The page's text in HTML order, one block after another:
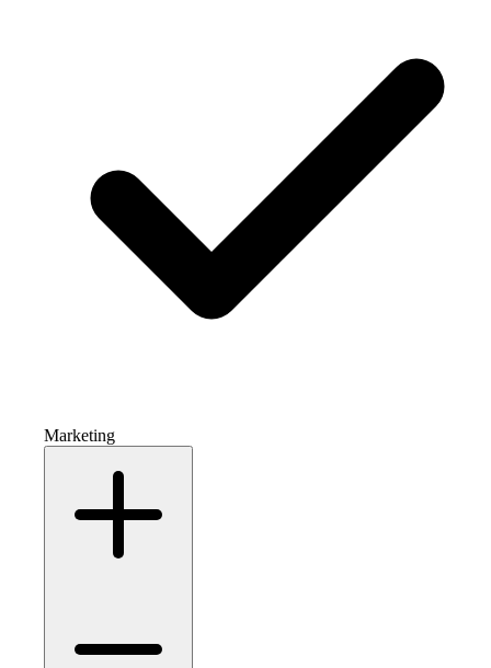
Marketing